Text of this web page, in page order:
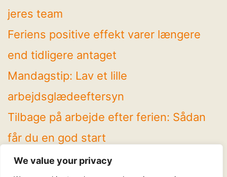
We value your privacy
jeres team
Feriens positive effekt varer længere
end tidligere antaget
Mandagstip: Lav et lille
arbejdsglædeeftersyn
Tilbage på arbejde efter ferien: Sådan
får du en god start
4 spændende temaer på Arbejdsglæde